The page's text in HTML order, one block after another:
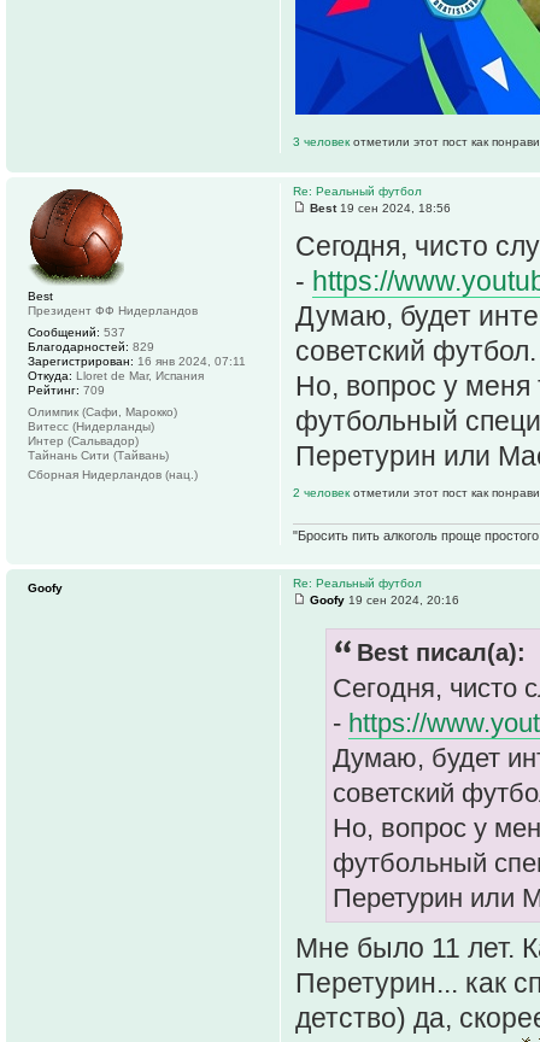
3 человек отметили этот пост как
Re: Реальный футбол
Best19 сен 2024, 18:56
Сегодня, чисто
- https://
Думаю, будет
советский футбол.
Но, вопрос у меня
футбольный
Перетурин или
2 человек отметили этот пост как
"Бросить пить алкоголь проще
Best
Президент ФФ Нидерландов
Сообщений: 537
Благодарностей: 829
Зарегистрирован: 16 янв 2024, 07:11
Откуда: Lloret de Mar, Испания
Рейтинг: 709
Олимпик (Сафи, Марокко)
Витесс (Нидерланды)
Интер (Сальвадор)
Тайнань Сити (Тайвань)
Сборная Нидерландов (нац.)
Re: Реальный футбол
Goofy 19 сен 2024, 20:16
Best писал(а):
Сегодня, чисто
- https://
Думаю, будет
советский
Но, вопрос у
футбольный
Перетурин или
Мне было 11 лет.
Перетурин... как
детство) да,
Goofy